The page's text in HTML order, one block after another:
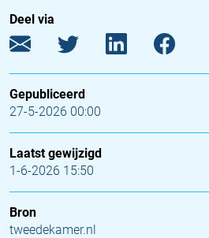
Deel via
Gepubliceerd
27-5-2026 00:00
Laatst gewijzigd
1-6-2026 15:50
Bron
tweedekamer.nl